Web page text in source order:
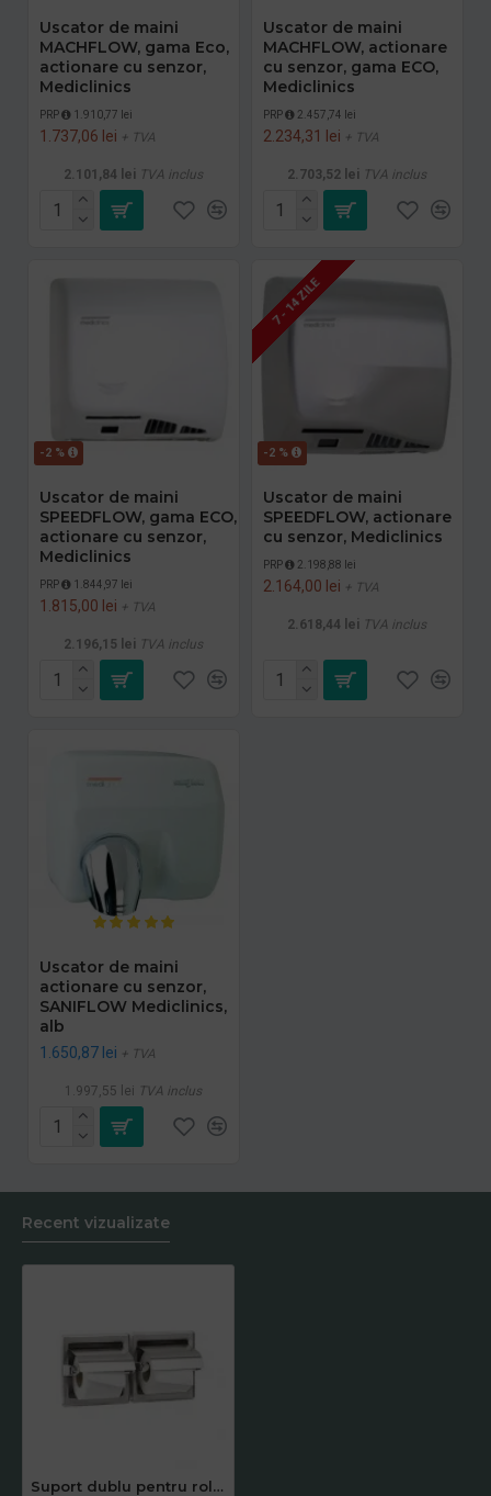
Uscator de maini
MACHFLOW, gama Eco,
actionare cu senzor,
Mediclinics
PRP 1.910,77 lei
1.737,06 lei + TVA
2.101,84 lei TVA inclus
Uscator de maini
MACHFLOW, actionare
cu senzor, gama ECO,
Mediclinics
PRP 2.457,74 lei
2.234,31 lei + TVA
2.703,52 lei TVA inclus
-2 %
Uscator de maini
SPEEDFLOW, gama ECO,
actionare cu senzor,
Mediclinics
PRP 1.844,97 lei
1.815,00 lei + TVA
2.196,15 lei TVA inclus
-2 %
7 - 14 ZILE
Uscator de maini
SPEEDFLOW, actionare
cu senzor, Mediclinics
PRP 2.198,88 lei
2.164,00 lei + TVA
2.618,44 lei TVA inclus
Uscator de maini
actionare cu senzor,
SANIFLOW Mediclinics,
alb
1.650,87 lei + TVA
1.997,55 lei TVA inclus
Recent vizualizate
Suport dublu pentru role hartie igienica, Mediclinics